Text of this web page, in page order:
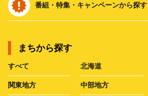
番組・特集・キャンペーンから探す
まちから探す
すべて 北海道
関東地方 中部地方